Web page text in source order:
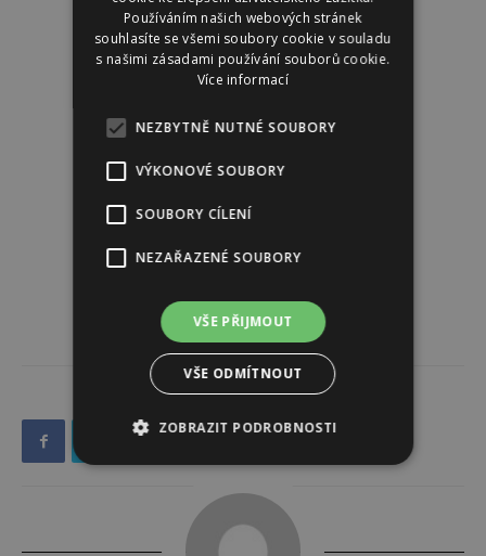
Používáním našich webových stránek
souhlasíte se všemi soubory cookie v souladu
s našimi zásadami používání souborů cookie.
Více informací
NEZBYTNĚ NUTNÉ SOUBORY
VÝKONOVÉ SOUBORY
SOUBORY CÍLENÍ
NEZAŘAZENÉ SOUBORY
VŠE PŘIJMOUT
VŠE ODMÍTNOUT
ZOBRAZIT PODROBNOSTI